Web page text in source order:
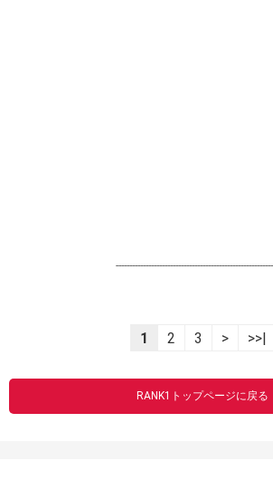
1 2 3 > >>|
RANK1トップページに戻る